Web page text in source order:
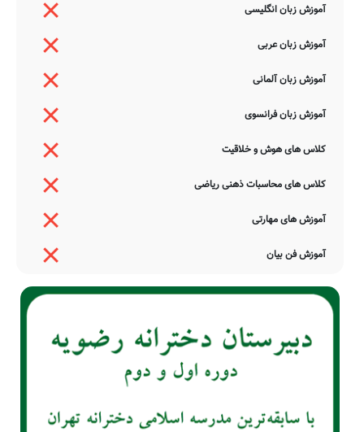
آموزش زبان انگلیسی
آموزش زبان عربی
آموزش زبان آلمانی
آموزش زبان فرانسوی
کلاس های هوش و خلاقیت
کلاس های محاسبات ذهنی ریاضی
آموزش های مهارتی
آموزش فن بیان